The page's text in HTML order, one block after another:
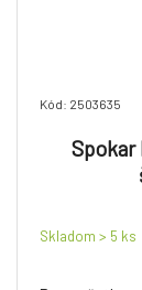
Kód: 2503635
Spokar
Skladom > 5 ks